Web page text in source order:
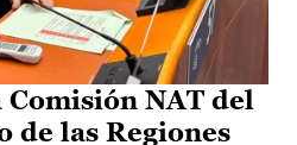
NAT del
de las Regiones